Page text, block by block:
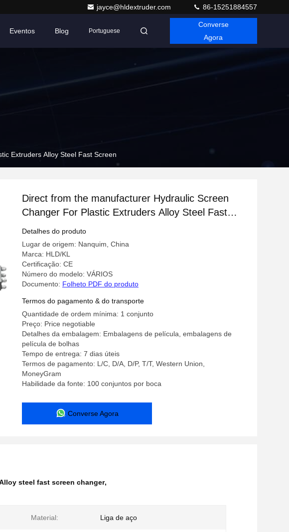
jayce@hldextruder.com 86-15251884557
Eventos Blog Portuguese
Converse
Agora
Extruders Alloy Steel Fast Screen
Direct from the manufacturer Hydraulic Screen
Changer For Plastic Extruders Alloy Steel Fast
Screen
Detalhes do produto
Lugar de origem: Nanquim, China
Marca: HLD/KL
Certificação: CE
Número do modelo: VÁRIOS
Documento: Folheto PDF do produto
Termos do pagamento & do transporte
Quantidade de ordem mínima: 1 conjunto
Preço: Price negotiable
Detalhes da embalagem: Embalagens de película, embalagens de
película de bolhas
Tempo de entrega: 7 dias úteis
Termos de pagamento: L/C, D/A, D/P, T/T, Western Union,
MoneyGram
Habilidade da fonte: 100 conjuntos por boca
Converse Agora
steel fast screen changer,
Material: Liga de aço